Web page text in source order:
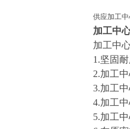
供应加工
加工中
加工中
1.坚固
2.加工
3.加工
4.加工
5.加工